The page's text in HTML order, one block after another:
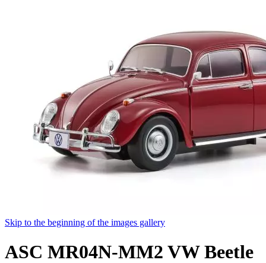
Skip to the beginning of the images gallery
ASC MR04N-MM2 VW Beetle